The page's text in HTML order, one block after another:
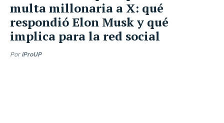
multa millonaria a X: qué
respondió Elon Musk y qué
implica para la red social
Por iProUP